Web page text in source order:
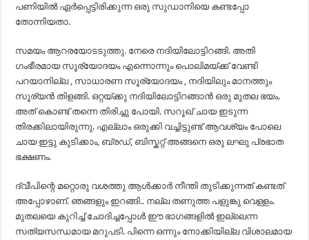
പണിയിൽ ഏർപ്പെട്ടിരിക്കുന്ന ഒരു സുഡാനിയെ കണ്ടപ്പോ
തോന്നിയതാ.
സമയം ആറരയോടടുത്തു. നേരെ നദിയിലോട്ടിറങ്ങി. അതി
ഗംഭീരമായ സൂര്യോദയം എന്നൊന്നും പൊലിമയ്ക്ക് വേണ്ടി
പറയാനില്ല , സാധാരണ സൂര്യോദയം , നദിയിലും മാനത്തും
സൂര്യൻ തിളങ്ങി. ഒറ്റയ്ക്കു നദിയിലോട്ടിറങ്ങാൻ ഒരു മുതല ഭയം.
അത് കൊണ്ട് തന്നെ തിരിച്ചു പോയി. സറൂഖ്‌ ചായ ഇടുന്ന
തിരക്കിലായിരുന്നു. എല്ലാം ഒരുക്കി വച്ചിട്ടുണ്ട് ആവശ്യം പോലെ
ചായ ഇട്ടു കുടിക്കാം, ബ്രഡ്, ബിസ്കറ്റ് അങ്ങനെ ഒരു ലഘു പ്രഭാത
ഭക്ഷണം.
ദ്വീപിന്റെ മറ്റൊരു വശത്തു ആൾക്കാർ നീന്തി തുടിക്കുന്നത് കണ്ടത്
അപ്പോഴാണ്. ഞങ്ങളും ഇറങ്ങി.. നല്ല തണുത്ത പളുങ്കു വെള്ളം.
മുതലയെ കുറിച്ച് ചോദിച്ചപ്പോൾ ഈ ഭാഗങ്ങളിൽ ഇല്ലെന്ന
സത്യസന്ധമായ മറുപടി. പിന്നെ ഒന്നും നോക്കിയില്ല വിശാലമായ